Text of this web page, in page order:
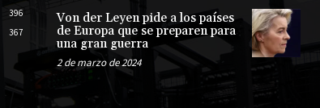
396
367
Von der Leyen pide a los países
de Europa que se preparen para
una gran guerra
2 de marzo de 2024